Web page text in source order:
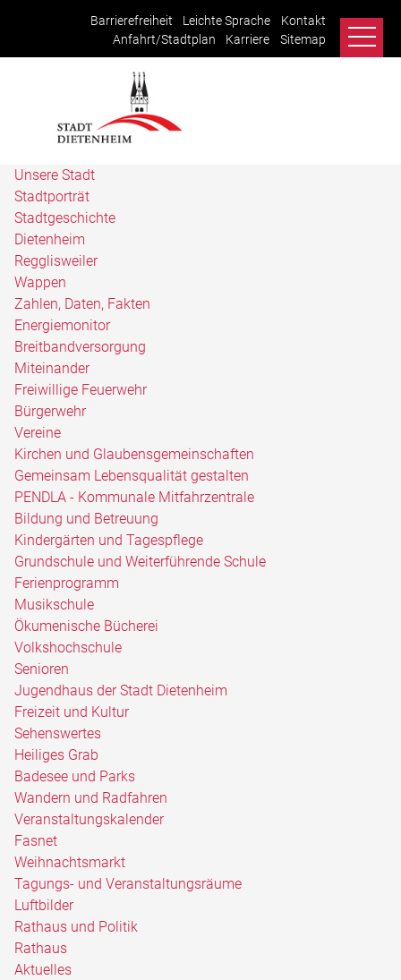
Barrierefreiheit Leichte Sprache
Kontakt
Anfahrt/Stadtplan
Karriere Sitemap
Unsere Stadt
Stadtporträt
Stadtgeschichte
Dietenheim
Regglisweiler
Wappen
Zahlen, Daten, Fakten
Energiemonitor
Breitbandversorgung
Miteinander
Freiwillige Feuerwehr
Bürgerwehr
Vereine
Kirchen und Glaubensgemeinschaften
Gemeinsam Lebensqualität gestalten
PENDLA - Kommunale Mitfahrzentrale
Bildung und Betreuung
Kindergärten und Tagespflege
Grundschule und Weiterführende Schule
Ferienprogramm
Musikschule
Ökumenische Bücherei
Volkshochschule
Senioren
Jugendhaus der Stadt Dietenheim
Freizeit und Kultur
Sehenswertes
Heiliges Grab
Badesee und Parks
Wandern und Radfahren
Veranstaltungskalender
Fasnet
Weihnachtsmarkt
Tagungs- und Veranstaltungsräume
Luftbilder
Rathaus und Politik
Rathaus
Aktuelles